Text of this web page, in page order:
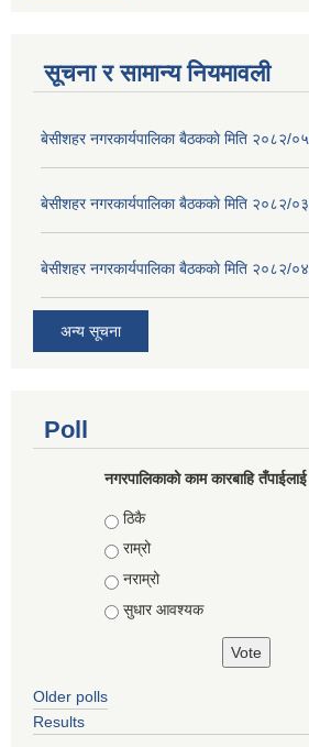
सूचना र सामान्य नियमावली
बे‍‍सीशहर नगरकार्यपालिका बैठककाे मिति २०८२/
बे‍‍सीशहर नगरकार्यपालिका बैठककाे मिति २०८२/
बे‍‍सीशहर नगरकार्यपालिका बैठककाे मिति २०८२/
अन्य सूचना
Poll
नगरपालिकाको काम कारबाहि
Choices
ठिकै
राम्रो
नराम्रो
सुधार आवश्यक
Older polls
Results